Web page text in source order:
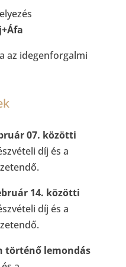
az idegenforgalmi
07. közötti
díj és a
14. közötti
díj és a
történő lemondás